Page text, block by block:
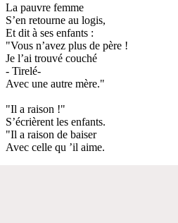
La pauvre femme
S’en retourne au logis,
Et dit à ses enfants :
"Vous n’avez plus de père !
Je l’ai trouvé couché
- Tirelé-
Avec une autre mère."
"Il a raison !"
S’écrièrent les enfants.
"Il a raison de baiser
Avec celle qu ’il aime.